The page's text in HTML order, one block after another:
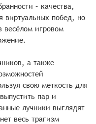
– качества,
виртуальных побед, но
весёлом игровом
а также
свою меткость для
пар и
лучники выглядят
весь трагизм